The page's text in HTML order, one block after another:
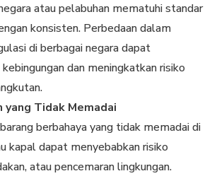
atau pelabuhan mematuhi standar
konsisten. Perbedaan dalam
di berbagai negara dapat
dan meningkatkan risiko
yang Tidak Memadai
berbahaya yang tidak memadai di
kapal dapat menyebabkan risiko
atau pencemaran lingkungan.